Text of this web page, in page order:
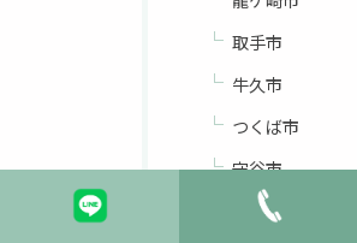
取手市
牛久市
つくば市
守谷市
稲敷市